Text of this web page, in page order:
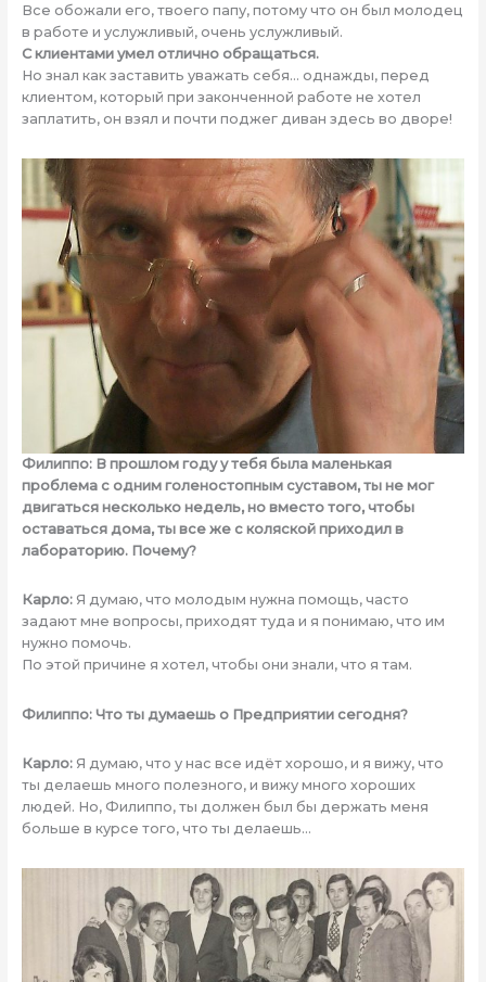
Все обожали его, твоего папу, потому что он был молодец
в работе и услужливый, очень услужливый.
С клиентами умел отлично обращаться.
Но знал как заставить уважать себя… однажды, перед
клиентом, который при законченной работе не хотел
заплатить, он взял и почти поджег диван здесь во дворе!
Филиппо: В прошлом году у тебя была маленькая
проблема с одним голеностопным суставом, ты не мог
двигаться несколько недель, но вместо того, чтобы
оставаться дома, ты все же с коляской приходил в
лабораторию. Почему?
Карло: Я думаю, что молодым нужна помощь, часто
задают мне вопросы, приходят туда и я понимаю, что им
нужно помочь.
По этой причине я хотел, чтобы они знали, что я там.
Филиппо: Что ты думаешь о Предприятии сегодня?
Карло: Я думаю, что у нас все идёт хорошо, и я вижу, что
ты делаешь много полезного, и вижу много хороших
людей. Но, Филиппо, ты должен был бы держать меня
больше в курсе того, что ты делаешь…